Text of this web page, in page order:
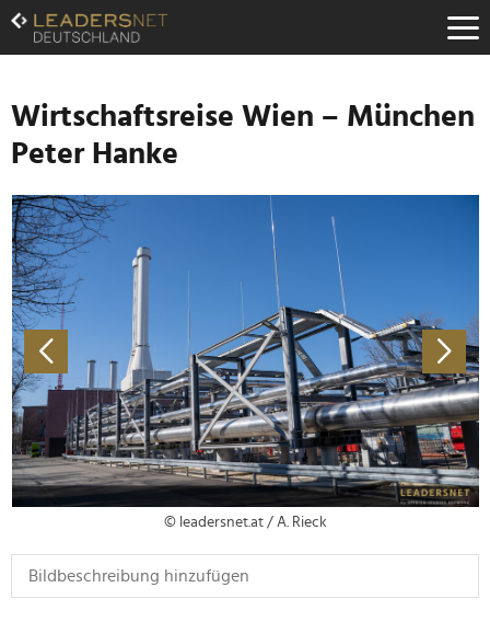
Zum
Inhalt
Zur
Navigation
Zur
Hauptnavigation
Wirtschaftsreise Wien – München
Peter Hanke
© leadersnet.at / A. Rieck